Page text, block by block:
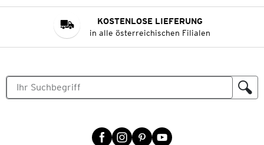
KOSTENLOSE LIEFERUNG
in alle österreichischen Filialen